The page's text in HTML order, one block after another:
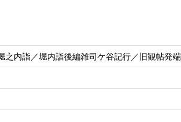
詣／堀内詣後編雑司ケ谷記行／旧観帖発端